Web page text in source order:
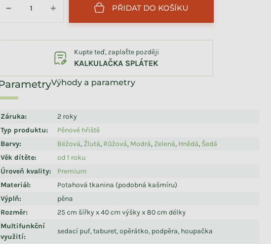
+
− PŘIDAT DO KOŠÍKU
Výhody a parametry
Záruka:
2 roky
Typ produktu:
Pěnové hřiště
Barvy: Béžová, Žlutá, Růžová, Modrá, Zelená, Hnědá, Šedá
Věk dítěte:
od 1 roku
Úroveň kvality:
Premium
Materiál:
Potahová tkanina (podobná kašmíru)
Výplň:
pěna
Rozměr:
25 cm šířky x 40 cm výšky x 80 cm délky
Multifunkční
využití:
sedací puf, taburet, opěrátko, podpěra, houpačka
Kupte teď, zaplaťte později
KALKULAČKA SPLÁTEK